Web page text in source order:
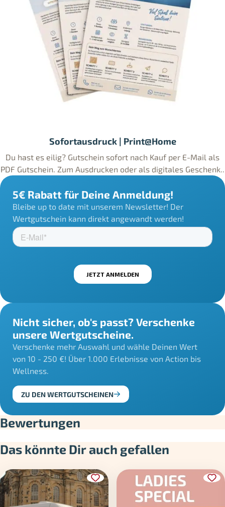
Sofortausdruck | Print@Home
Du hast es eilig? Gutschein sofort nach Kauf per E-Mail als
PDF Gutschein. Zum Ausdrucken oder als digitales Geschenk..
5€ Rabatt für Deine Anmeldung!
Bleibe up to date mit unserem Newsletter! Der
Wertgutschein kann direkt angewandt werden!
Nicht sicher, ob's passt? Verschenke
unsere Wertgutscheine.
Verschenke mehr Auswahl und wähle Deinen Wert
von 10 - 250 €! Über 1.000 Erlebnisse von Action bis
Wellness.
ZU DEN WERTGUTSCHEINEN
Bewertungen
Das könnte Dir auch gefallen